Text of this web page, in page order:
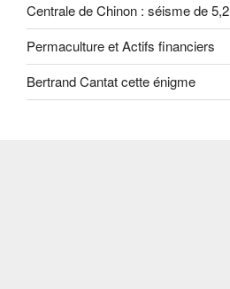
Centrale de Chinon : séisme de 5,2
Permaculture et Actifs financiers
Bertrand Cantat cette énigme